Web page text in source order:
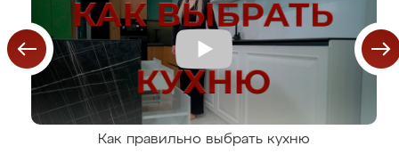
Как правильно выбрать кухню